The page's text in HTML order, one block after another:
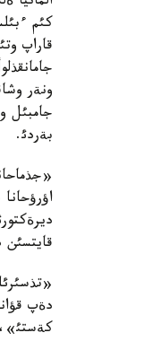
كئم
قاراپ
ونةر
جامبئل
بةردئ.
دةپ